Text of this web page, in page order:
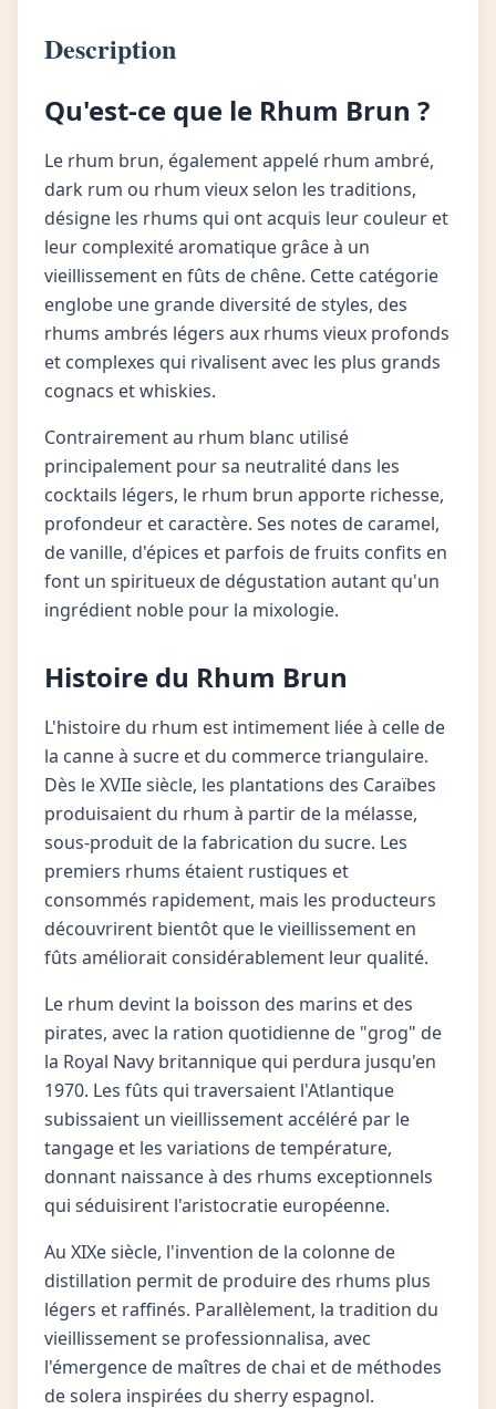
Description
Qu'est-ce que le Rhum Brun ?
Le rhum brun, également appelé rhum ambré,
dark rum ou rhum vieux selon les traditions,
désigne les rhums qui ont acquis leur couleur et
leur complexité aromatique grâce à un
vieillissement en fûts de chêne. Cette catégorie
englobe une grande diversité de styles, des
rhums ambrés légers aux rhums vieux profonds
et complexes qui rivalisent avec les plus grands
cognacs et whiskies.
Contrairement au rhum blanc utilisé
principalement pour sa neutralité dans les
cocktails légers, le rhum brun apporte richesse,
profondeur et caractère. Ses notes de caramel,
de vanille, d'épices et parfois de fruits confits en
font un spiritueux de dégustation autant qu'un
ingrédient noble pour la mixologie.
Histoire du Rhum Brun
L'histoire du rhum est intimement liée à celle de
la canne à sucre et du commerce triangulaire.
Dès le XVIIe siècle, les plantations des Caraïbes
produisaient du rhum à partir de la mélasse,
sous-produit de la fabrication du sucre. Les
premiers rhums étaient rustiques et
consommés rapidement, mais les producteurs
découvrirent bientôt que le vieillissement en
fûts améliorait considérablement leur qualité.
Le rhum devint la boisson des marins et des
pirates, avec la ration quotidienne de "grog" de
la Royal Navy britannique qui perdura jusqu'en
1970. Les fûts qui traversaient l'Atlantique
subissaient un vieillissement accéléré par le
tangage et les variations de température,
donnant naissance à des rhums exceptionnels
qui séduisirent l'aristocratie européenne.
Au XIXe siècle, l'invention de la colonne de
distillation permit de produire des rhums plus
légers et raffinés. Parallèlement, la tradition du
vieillissement se professionnalisa, avec
l'émergence de maîtres de chai et de méthodes
de solera inspirées du sherry espagnol.